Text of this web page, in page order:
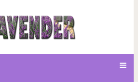
Межрасовая пара